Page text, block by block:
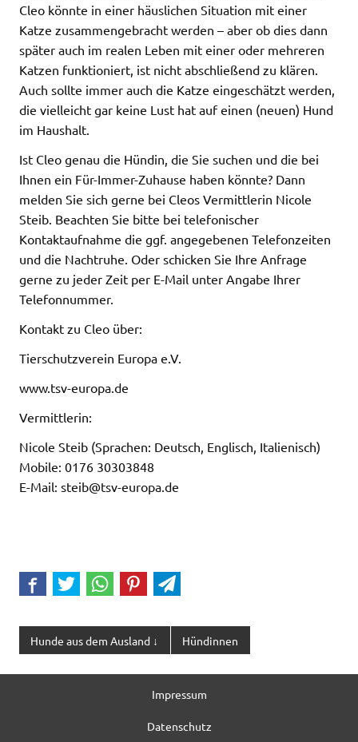
Cleo könnte in einer häuslichen Situation mit einer
Katze zusammengebracht werden – aber ob dies dann
später auch im realen Leben mit einer oder mehreren
Katzen funktioniert, ist nicht abschließend zu klären.
Auch sollte immer auch die Katze eingeschätzt werden,
die vielleicht gar keine Lust hat auf einen (neuen) Hund
im Haushalt.
Ist Cleo genau die Hündin, die Sie suchen und die bei
Ihnen ein Für-Immer-Zuhause haben könnte? Dann
melden Sie sich gerne bei Cleos Vermittlerin Nicole
Steib. Beachten Sie bitte bei telefonischer
Kontaktaufnahme die ggf. angegebenen Telefonzeiten
und die Nachtruhe. Oder schicken Sie Ihre Anfrage
gerne zu jeder Zeit per E-Mail unter Angabe Ihrer
Telefonnummer.
Kontakt zu Cleo über:
Tierschutzverein Europa e.V.
www.tsv-europa.de
Vermittlerin:
Nicole Steib (Sprachen: Deutsch, Englisch, Italienisch)
Mobile: 0176 30303848
E-Mail: steib@tsv-europa.de
Hunde aus dem Ausland ↓ Hündinnen
Impressum
Datenschutz